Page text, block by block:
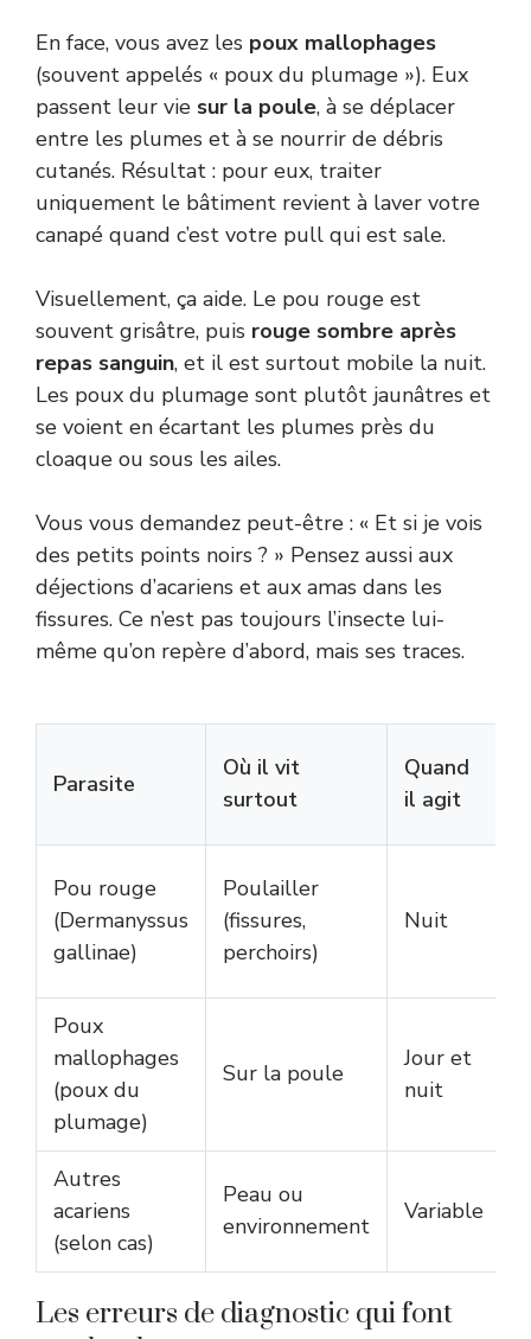
En face, vous avez les poux mallophages
(souvent appelés « poux du plumage »). Eux
passent leur vie sur la poule, à se déplacer
entre les plumes et à se nourrir de débris
cutanés. Résultat : pour eux, traiter
uniquement le bâtiment revient à laver votre
canapé quand c’est votre pull qui est sale.
Visuellement, ça aide. Le pou rouge est
souvent grisâtre, puis rouge sombre après
repas sanguin, et il est surtout mobile la nuit.
Les poux du plumage sont plutôt jaunâtres et
se voient en écartant les plumes près du
cloaque ou sous les ailes.
Vous vous demandez peut-être : « Et si je vois
des petits points noirs ? » Pensez aussi aux
déjections d’acariens et aux amas dans les
fissures. Ce n’est pas toujours l’insecte lui-
même qu’on repère d’abord, mais ses traces.
Parasite
Où il vit
surtout
Quand
il agit
Pou rouge
(Dermanyssus
gallinae)
Poulailler
(fissures,
perchoirs)
Nuit
Poux
mallophages
(poux du
plumage)
Sur la poule
Jour et
nuit
Autres
acariens
(selon cas)
Peau ou
environnement
Variable
Les erreurs de diagnostic qui font